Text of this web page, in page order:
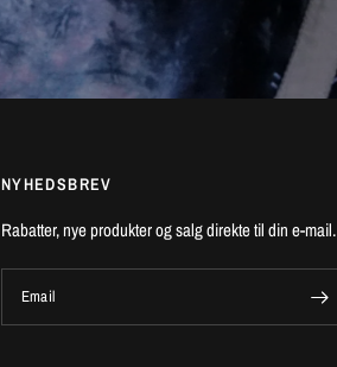
NYHEDSBREV
Rabatter, nye produkter og salg direkte til din e-mail.
Email